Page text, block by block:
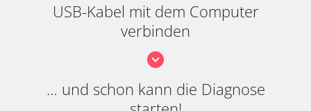
USB-Kabel mit dem Computer
verbinden
… und schon kann die Diagnose